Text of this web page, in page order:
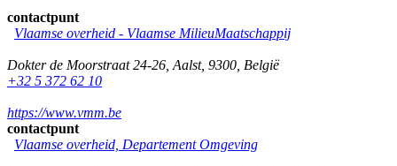
contactpunt
Vlaamse overheid - Vlaamse MilieuMaatschappij
Dokter de Moorstraat 24-26 Aalst, 9300 België
+32 5 372 62 10
https://www.vmm.be
contactpunt
Vlaamse overheid, Departement Omgeving